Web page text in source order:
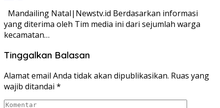
Mandailing Natal|Newstv.id Berdasarkan informasi
yang diterima oleh Tim media ini dari sejumlah warga
kecamatan…
Tinggalkan Balasan
Alamat email Anda tidak akan dipublikasikan. Ruas yang
wajib ditandai *